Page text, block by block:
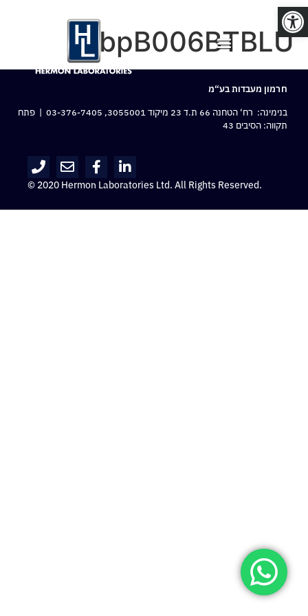
פתח סרגל נגישות
bpB006BTBLU
חרמון מעבדות בע“מ
בנימינה: רח‘ הטחנה 66 ת.ד 23 מיקוד 3055001,
03-376-7405 | פתח
תקווה: הסיבים 43
© 2020 Hermon Laboratories Ltd. All Rights Reserved.